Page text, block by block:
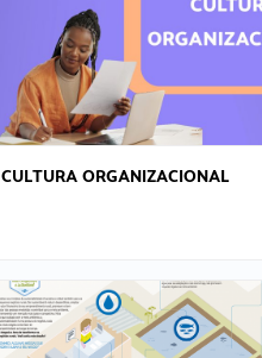
CULTURA ORGANIZACIONAL